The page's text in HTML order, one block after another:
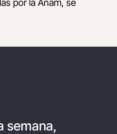
por la Anam, se
semana,